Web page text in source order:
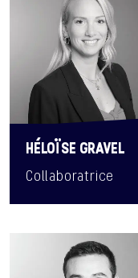
HÉLOÏSE GRAVEL
Collaboratrice